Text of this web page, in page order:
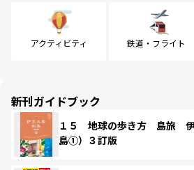
アクティビティ 鉄道・フライト
新刊ガイドブック
１５ 地球の歩き方 島旅
島①）３訂版